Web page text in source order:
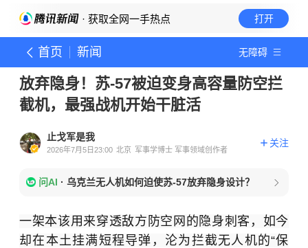
· 获取全网一手热点 打开
首页 新闻 无障碍
放弃隐身！苏-57被迫变身高容量防空拦
截机，最强战机开始干脏活
止戈军是我
2026年7月5日23:00 北京 军事学博士 军事领域创作者
关注
问AI · 乌克兰无人机如何迫使苏-57放弃隐身设计？
一架本该用来穿透敌方防空网的隐身刺客，如今
却在本土挂满短程导弹，沦为拦截无人机的“保